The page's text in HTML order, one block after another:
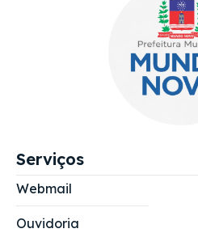
Serviços
Webmail
Ouvidoria